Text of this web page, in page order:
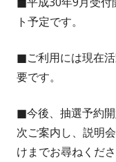
ト予定です。
■ご利用には現在
要です。
■今後、抽選予約
次ご案内し、説明
けまでお尋ねくださ